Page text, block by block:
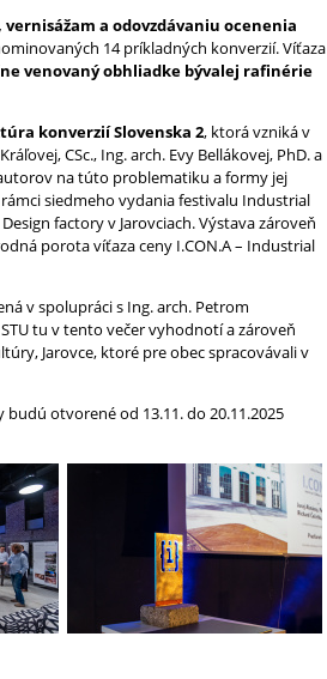
a odovzdávaniu ocenenia
14 príkladných konverzií. Víťaza
venovaný obhliadke bývalej rafinérie
konverzií Slovenska 2, ktorá vzniká v
CSc., Ing. arch. Evy Bellákovej, PhD. a
na túto problematiku a formy jej
siedmeho vydania festivalu Industrial
factory v Jarovciach. Výstava zároveň
porota víťaza ceny I.CON.A – Industrial
v spolupráci s Ing. arch. Petrom
tu v tento večer vyhodnotí a zároveň
Jarovce, ktoré pre obec spracovávali v
otvorené od 13.11. do 20.11.2025